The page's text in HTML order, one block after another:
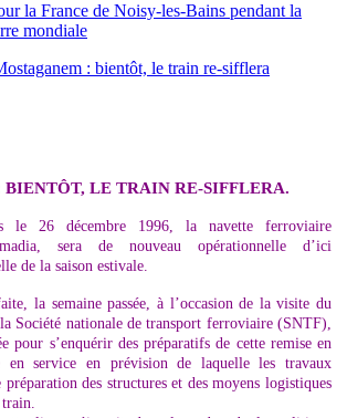
la France de Noisy-les-Bains pendant la
mondiale
: bientôt, le train re-sifflera
LE TRAIN RE-SIFFLERA.
le 26 décembre 1996, la navette ferroviaire
sera de nouveau opérationnelle d’ici
de la saison estivale.
la semaine passée, à l’occasion de la visite du
Société nationale de transport ferroviaire (SNTF),
pour s’enquérir des préparatifs de cette remise en
en service en prévision de laquelle les travaux
préparation des structures et des moyens logistiques